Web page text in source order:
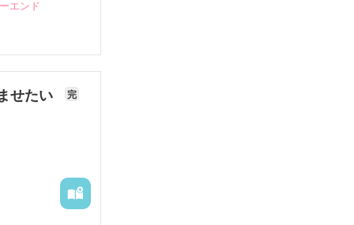
エンド
せたい 完